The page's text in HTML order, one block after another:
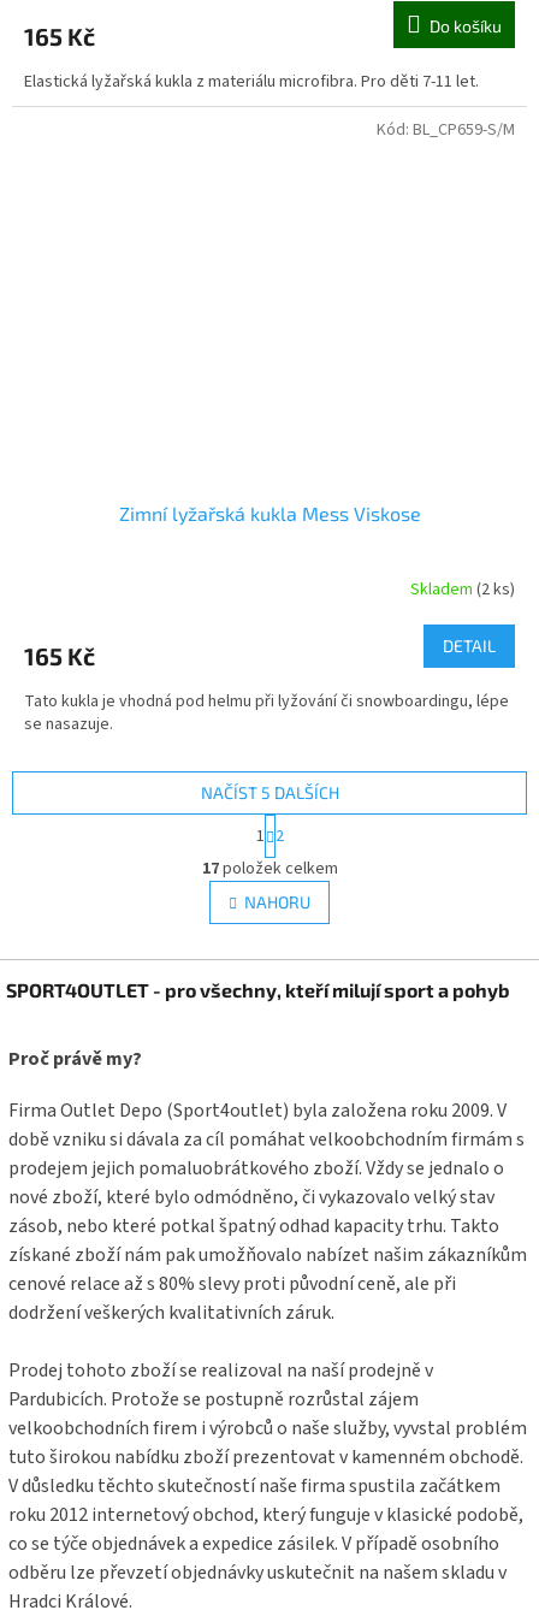
165 Kč Do košíku
Elastická lyžařská kukla z materiálu microfibra. Pro děti 7-11 let.
Zimní lyžařská kukla Mess Viskose
Skladem (2 ks)
165 Kč DETAIL
Tato kukla je vhodná pod helmu při lyžování či snowboardingu, lépe
se nasazuje.
Kód: BL_CP659-S/M
O
v
l
á
c
k
y
v
ý
p
i
s
u
NAČÍST 5 DALŠÍCH
S
t
r
á
n
k
v
á
n
1 2
17položek celkem
NAHORU
á
a
SPORT4OUTLET - pro všechny, kteří milují sport a pohyb
Proč právě my?
Firma Outlet Depo (Sport4outlet) byla založena roku 2009. V
době vzniku si dávala za cíl pomáhat velkoobchodním firmám s
prodejem jejich pomaluobrátkového zboží. Vždy se jednalo o
nové zboží, které bylo odmódněno, či vykazovalo velký stav
zásob, nebo které potkal špatný odhad kapacity trhu. Takto
získané zboží nám pak umožňovalo nabízet našim zákazníkům
cenové relace až s 80% slevy proti původní ceně, ale při
dodržení veškerých kvalitativních záruk.
Prodej tohoto zboží se realizoval na naší prodejně v
Pardubicích. Protože se postupně rozrůstal zájem
velkoobchodních firem i výrobců o naše služby, vyvstal problém
tuto širokou nabídku zboží prezentovat v kamenném obchodě.
V důsledku těchto skutečností naše firma spustila začátkem
roku 2012 internetový obchod, který funguje v klasické podobě,
co se týče objednávek a expedice zásilek. V případě osobního
odběru lze převzetí objednávky uskutečnit na našem skladu v
Hradci Králové.